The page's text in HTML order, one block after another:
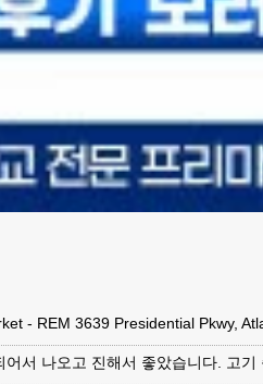
- REM 3639 Presidential Pkwy,
서 나오고 진해서 좋았습니다. 고